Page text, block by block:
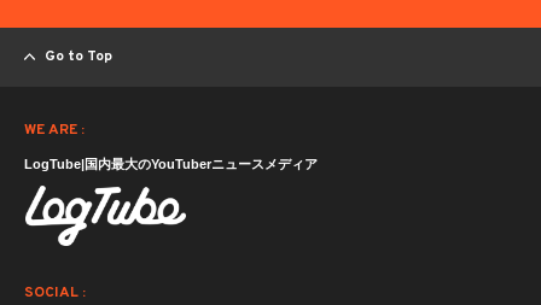
Go to Top
WE ARE :
LogTube|国内最大のYouTuberニュースメディア
SOCIAL :